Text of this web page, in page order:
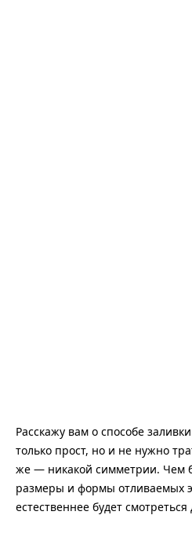
Расскажу вам о способе
только прост, но и не нужно
же — никакой симметрии. Чем
размеры и формы отливаемых
естественнее будет